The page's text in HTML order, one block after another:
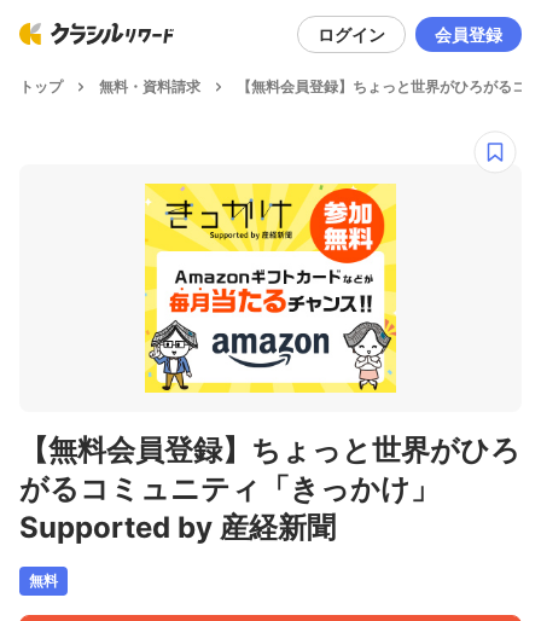
ログイン 会員登録
トップ 無料・資料請求 【無料会員登録】ちょっと世界がひろがる
【無料会員登録】ちょっと世界がひろ
がるコミュニティ「きっかけ」
Supported by 産経新聞
無料